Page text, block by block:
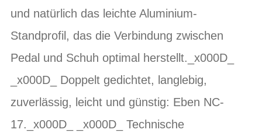
und natürlich das leichte Aluminium-
Standprofil, das die Verbindung zwischen
Pedal und Schuh optimal herstellt._x000D_
_x000D_ Doppelt gedichtet, langlebig,
zuverlässig, leicht und günstig: Eben NC-
17._x000D_ _x000D_ Technische